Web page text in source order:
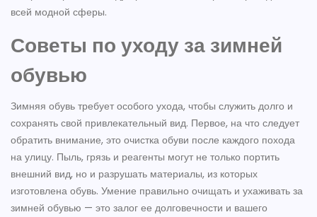
всей модной сферы.
Советы по уходу за зимней
обувью
Зимняя обувь требует особого ухода, чтобы служить долго и
сохранять свой привлекательный вид. Первое, на что следует
обратить внимание, это очистка обуви после каждого похода
на улицу. Пыль, грязь и реагенты могут не только портить
внешний вид, но и разрушать материалы, из которых
изготовлена обувь. Умение правильно очищать и ухаживать за
зимней обувью — это залог ее долговечности и вашего